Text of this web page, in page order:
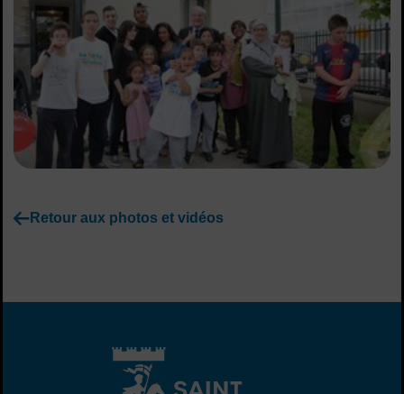
Retour aux photos et vidéos